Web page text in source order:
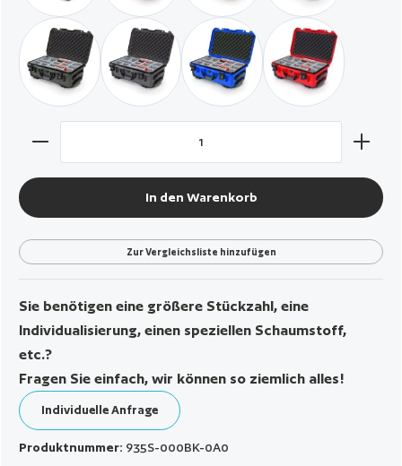
militär grün / mit gepolsterten Trennern und Deckelschaumstoff
graphit / mit gepolsterten Trennern und
blau / mit gepolsterten Trennern
rot / mit
Produkt Anzahl: Gib den gewünschten Wert ein oder
In den Warenkorb
Zur Vergleichsliste hinzufügen
Sie benötigen eine größere Stückzahl, eine
Individualisierung, einen speziellen Schaumstoff,
etc.?
Fragen Sie einfach, wir können so ziemlich alles!
Individuelle Anfrage
Produktnummer: 935S-000BK-0A0